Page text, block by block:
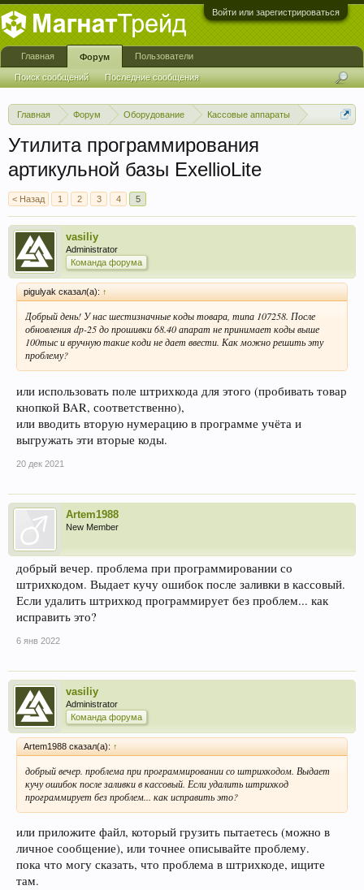
Войти или зарегистрироваться
Главная Форум Оборудование
Кассовые аппараты
Утилита программирования
артикульной базы ExellioLite
< Назад 1 2 3 4 5
vasiliy
Administrator
Команда форума
pigulyak сказал(а): ↑
Добрый день! У нас шестизначные коды товара, типа 107258. После
обновления dp-25 до прошивки 68.40 апарат не принимает коды выше
100тыс и вручную такие коди не дает ввести. Как можно решить эту
проблему?
или использовать поле штрихкода для этого (пробивать товар
кнопкой BAR, соответственно),
или вводить вторую нумерацию в программе учёта и
выгружать эти вторые коды.
20 дек 2021
Artem1988
New Member
добрый вечер. проблема при программировании со
штрихкодом. Выдает кучу ошибок после заливки в кассовый.
Если удалить штрихкод программирует без проблем... как
исправить это?
6 янв 2022
vasiliy
Administrator
Команда форума
Artem1988 сказал(а): ↑
добрый вечер. проблема при программировании со штрихкодом. Выдает
кучу ошибок после заливки в кассовый. Если удалить штрихкод
программирует без проблем... как исправить это?
или приложите файл, который грузить пытаетесь (можно в
личное сообщение), или точнее описывайте проблему.
пока что могу сказать, что проблема в штрихкоде, ищите
там.
Главная Форум
Поиск сообщений Последние сообщения
Пользователи